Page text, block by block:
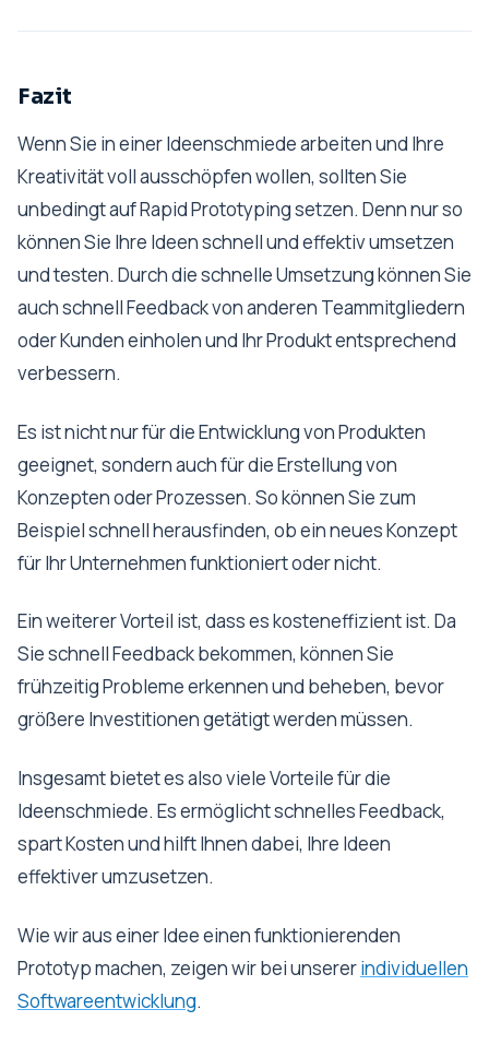
Fazit
Wenn Sie in einer Ideenschmiede arbeiten und Ihre
Kreativität voll ausschöpfen wollen, sollten Sie
unbedingt auf Rapid Prototyping setzen. Denn nur so
können Sie Ihre Ideen schnell und effektiv umsetzen
und testen. Durch die schnelle Umsetzung können Sie
auch schnell Feedback von anderen Teammitgliedern
oder Kunden einholen und Ihr Produkt entsprechend
verbessern.
Es ist nicht nur für die Entwicklung von Produkten
geeignet, sondern auch für die Erstellung von
Konzepten oder Prozessen. So können Sie zum
Beispiel schnell herausfinden, ob ein neues Konzept
für Ihr Unternehmen funktioniert oder nicht.
Ein weiterer Vorteil ist, dass es kosteneffizient ist. Da
Sie schnell Feedback bekommen, können Sie
frühzeitig Probleme erkennen und beheben, bevor
größere Investitionen getätigt werden müssen.
Insgesamt bietet es also viele Vorteile für die
Ideenschmiede. Es ermöglicht schnelles Feedback,
spart Kosten und hilft Ihnen dabei, Ihre Ideen
effektiver umzusetzen.
Wie wir aus einer Idee einen funktionierenden
Prototyp machen, zeigen wir bei unsererindividuellen
Softwareentwicklung.